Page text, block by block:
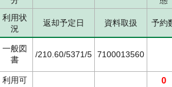
利用状
況
返却予定日 資料取扱 予約
一般図
書
/210.60/5371/5 7100013560
利用可 0